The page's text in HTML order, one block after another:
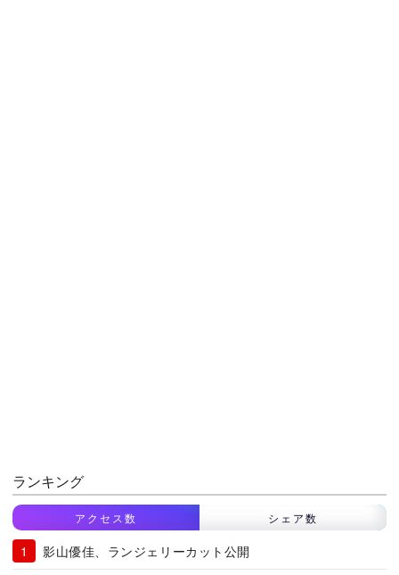
ランキング
アクセス数 シェア数
影山優佳、ランジェリーカット公開